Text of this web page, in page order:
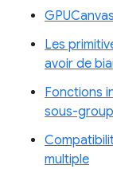
Les
avoir de
Fonctions
sous-
multiple